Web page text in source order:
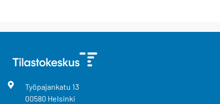
Työpajankatu 13
00580 Helsinki